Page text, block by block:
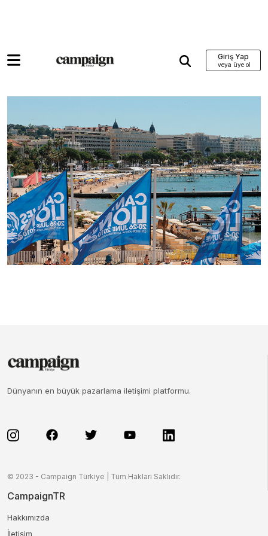
Giriş Yap
Dünyanın en büyük pazarlama iletişimi platformu.
© 2023 - Campaign Türkiye | Tüm Hakları Saklıdır.
CampaignTR
Hakkımızda
İletişim